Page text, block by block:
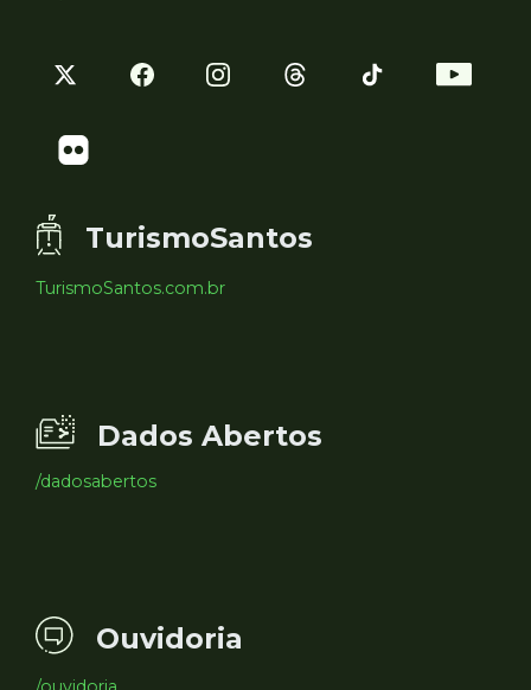
TurismoSantos
TurismoSantos.com.br
Dados Abertos
/dadosabertos
Ouvidoria